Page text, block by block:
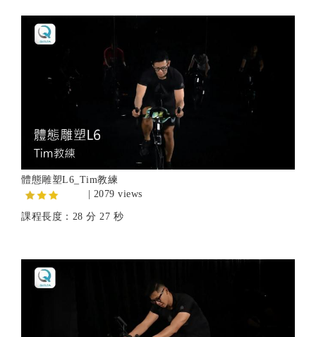
體態雕塑L6_Tim教練
| 2079 views
課程長度：28 分 27 秒